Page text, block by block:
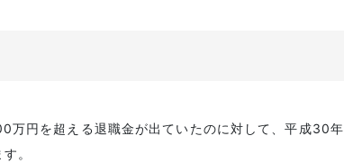
円を超える退職金が出ていたのに対して、平成30年
。